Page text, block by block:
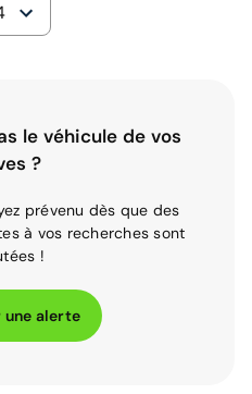
le véhicule de vos
?
prévenu dès que des
à vos recherches sont
!
une alerte